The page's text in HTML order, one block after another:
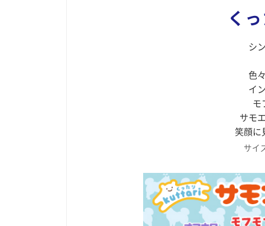
く
シ
色
イ
モ
サモ
笑顔に
サイ